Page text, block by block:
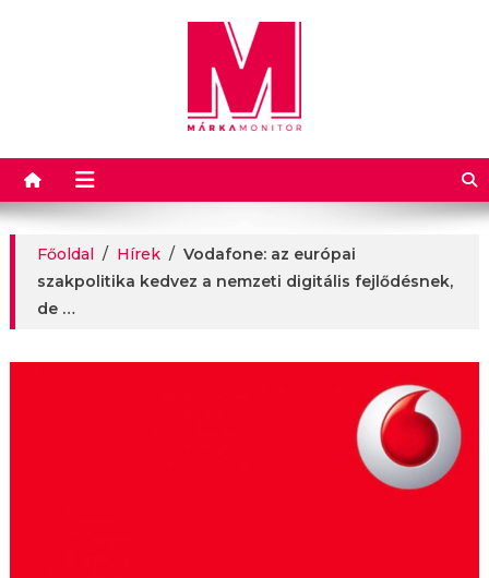
Márkamonitor
Főoldal / Hírek / Vodafone: az európai
szakpolitika kedvez a nemzeti digitális fejlődésnek,
de …